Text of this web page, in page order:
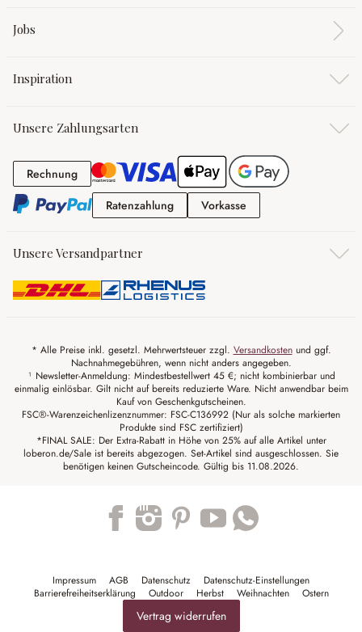
Jobs
Inspiration
Unsere Zahlungsarten
RechnungRechnung
RatenzahlungRatenzahlung
Vorkasse
Unsere Versandpartner
* Alle Preise inkl. gesetzl. Mehrwertsteuer zzgl. Versandkostenund ggf.
Nachnahmegebühren, wenn nicht anders angegeben.
¹ Newsletter-Anmeldung: Mindestbestellwert 45 €; nicht kombinierbar und
einmalig einlösbar. Gilt nicht auf bereits reduzierte Ware. Nicht anwendbar beim
Kauf von Geschenkgutscheinen.
FSC®-Warenzeichenlizenznummer: FSC-C136992 (Nur als solche markierten
Produkte sind FSC zertifiziert)
*FINAL SALE: Der Extra-Rabatt in Höhe von 25% auf alle Artikel unter
loberon.de/Sale ist bereits abgezogen. Set-Artikel sind ausgeschlossen. Sie
benötigen keinen Gutscheincode. Gültig bis 11.08.2026.
Impressum AGB Datenschutz
Datenschutz-Einstellungen
Barrierefreiheitserklärung
Outdoor Herbst Weihnachten Ostern
Vertrag widerrufen